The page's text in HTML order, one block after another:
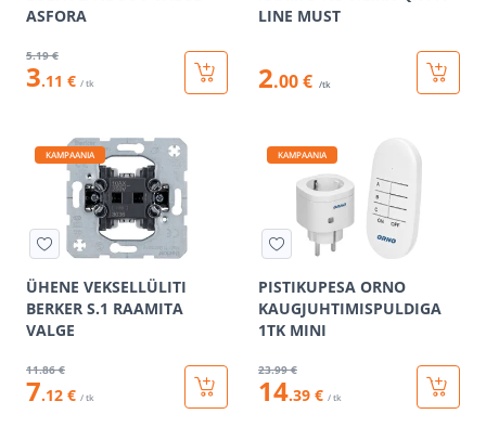
ASFORA
5.19 €
3.11 € / tk
LINE MUST
2.00 € /tk
KAMPAANIA
ÜHENE VEKSELLÜLITI
BERKER S.1 RAAMITA
VALGE
11.86 €
7.12 € / tk
KAMPAANIA
PISTIKUPESA ORNO
KAUGJUHTIMISPULDIGA
1TK MINI
23.99 €
14.39 € / tk